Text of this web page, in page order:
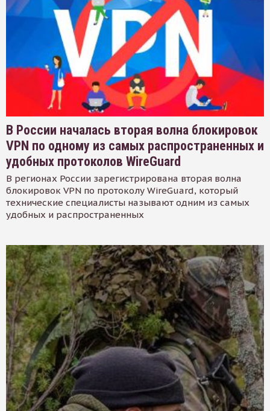
В России началась вторая волна блокировок
VPN по одному из самых распространенных и
удобных протоколов WireGuard
В регионах России зарегистрирована вторая волна
блокировок VPN по протоколу WireGuard, который
технические специалисты называют одним из самых
удобных и распространенных